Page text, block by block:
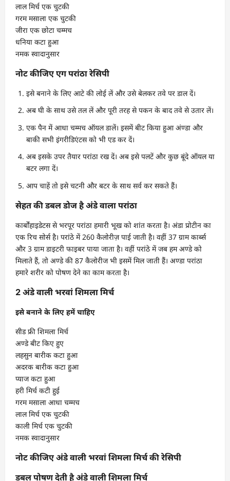
लाल मिर्च एक चुटकी
गरम मसाला एक चुटकी
जीरा एक छोटा चम्मच
धनिया कटा हुआ
नमक स्वादानुसार
नोट कीजिए एग परांठा रेसिपी
इसे बनाने के लिए आटे की लोई लें और उसे बेलकर तवे पर डाल दें।
अब घी के साथ उसे तल लें और पूरी तरह से पकन के बाद तवे से उतार लें।
एक पैन में आधा चम्मच ऑयल डालें। इसमें बीट किया हुआ अंण्डा और
बाकी सभी इंगरीडिएंटस को भी एड कर दें।
अब इसके उपर तैयार परांठा रख दें। अब इसे पलटें और कुछ बूंदे ऑयल या
बटर लगा दें।
आप चाहें तो इसे चटनी और बटर के साथ सर्व कर सकते हैं।
सेहत की डबल डोज है अंडे वाला परांठा
कार्बोंहाइडेटस से भरपूर परांठा हमारी भूख को शांत करता है। अंडा प्रोटीन का
एक रिच सोर्स है। परांठे में 260 कैलोरीज़ पाई जाती है। वहीं 37 ग्राम कार्ब्स
और 3 ग्राम डाइटरी फाइबर पाया जाता है। वहीं परांठे में जब हम अण्डे को
मिलाते हैं, तो अण्डे की 87 कैलोरीज भी इसमें मिल जाती हैं। अण्डा परांठा
हमारे शरीर को पोषण देने का काम करता है।
2 अंडे वाली भरवां शिमला मिर्च
इसे बनाने के लिए हमें चाहिए
सीड फ्री शिमला मिर्च
अण्डे बीट किए हुए
लहसुन बारीक कटा हुआ
अदरक बारीक कटा हुआ
प्याज कटा हुआ
हरी मिर्च कटी हुई
गरम मसाला आधा चम्मच
लाल मिर्च एक चुटकी
काली मिर्च एक चुटकी
नमक स्वादानुसार
नोट कीजिए अंडे वाली भरवां शिमला मिर्च की रेसिपी
डबल पोषण देती है अंडे वाली शिमला मिर्च